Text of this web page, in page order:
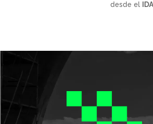
desde el